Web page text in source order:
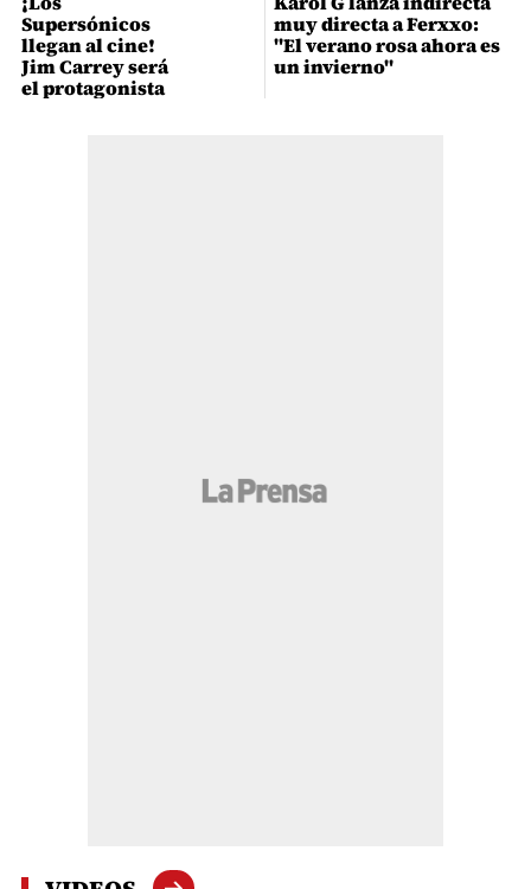
Supersónicos
llegan al cine!
Jim Carrey será
el protagonista
muy directa a Ferxxo:
"El verano rosa ahora es
un invierno"